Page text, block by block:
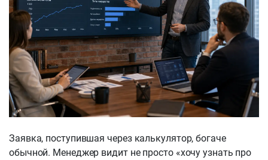
Заявка, поступившая через калькулятор, богаче
обычной. Менеджер видит не просто «хочу узнать про